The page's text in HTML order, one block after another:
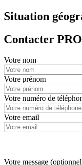
Situation
Contacter
Votre nom
Votre prénom
Votre numéro de
Votre email
Votre message